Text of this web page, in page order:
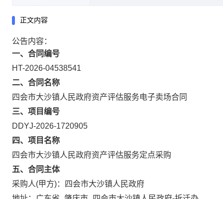
正文内容
公告内容：
一、合同编号
HT-2026-04538541
二、合同名称
四会市大沙镇人民政府资产评估服务电子卖场合同
三、项目编号
DDYJ-2026-1720905
四、项目名称
四会市大沙镇人民政府资产评估服务定点采购
五、合同主体
采购人(甲方)：四会市大沙镇人民政府